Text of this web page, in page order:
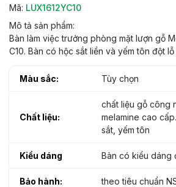
Mã: LUX1612YC10
Mô tả sản phẩm:
Bàn làm việc trưởng phòng mặt lượn gỗ
C10. Bàn có hộc sắt liền và yếm tôn đột
Màu sắc: Tùy chọn
Chất liệu:
chất liệu gỗ công
melamine cao
sắt, yếm tôn
Kiểu dáng Bàn có kiểu dáng
Bảo hành: theo tiêu chuẩn